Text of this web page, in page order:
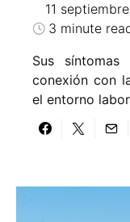
11
3 minute
Sus
conexión con
el entorno